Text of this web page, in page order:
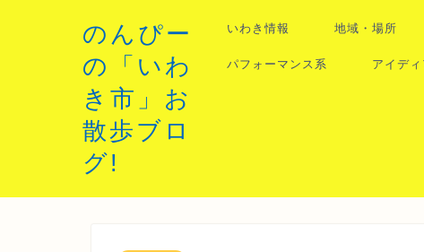
のんぴー
の「いわ
き市」お
散歩ブロ
グ!
いわき情報 地域・場所
パフォーマンス系 アイデ